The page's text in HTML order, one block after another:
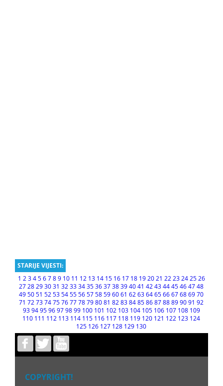
STARIJE VIJESTI:
1 23456789 10 11 12 13 14 15 16 17 18 192021 2223242526
27 28 29 30 31 32 33 34 35 36 37 38 39 40 41 42 43 44 45 46 47 48
49 50 51 52 53 54 55 56 57 58 59 60 61 62 63 64 65 66 67 68 69 70
71 72 73 74 75 76 77 78 79 80 81 82 83 84 85 86 87 88 89 90 91 92
93949596979899 100 101 102 103 104 105 106 107 108 109
110 111 112 113 114 115 116 117 118 119 120 121 122 123 124
125 126 127 128 129 130
COPYRIGHT!